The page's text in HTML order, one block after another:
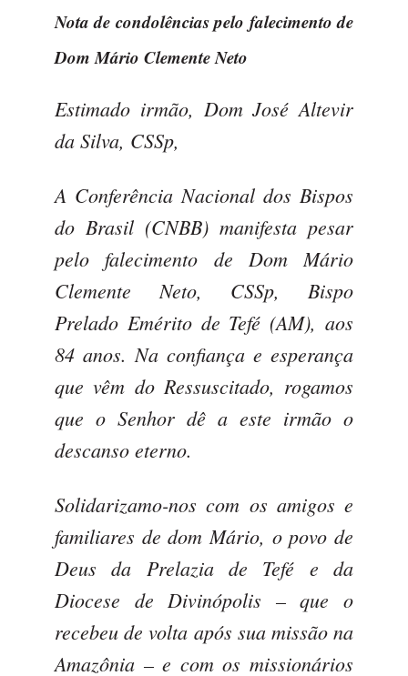
Nota de condolências pelo falecimento de
Dom Mário Clemente Neto
Estimado irmão, Dom José Altevir
da Silva, CSSp,
A Conferência Nacional dos Bispos
do Brasil (CNBB) manifesta pesar
pelo falecimento de Dom Mário
Clemente Neto, CSSp, Bispo
Prelado Emérito de Tefé (AM), aos
84 anos. Na confiança e esperança
que vêm do Ressuscitado, rogamos
que o Senhor dê a este irmão o
descanso eterno.
Solidarizamo-nos com os amigos e
familiares de dom Mário, o povo de
Deus da Prelazia de Tefé e da
Diocese de Divinópolis – que o
recebeu de volta após sua missão na
Amazônia – e com os missionários